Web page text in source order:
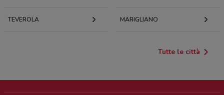
TEVEROLA MARIGLIANO
Tutte le città